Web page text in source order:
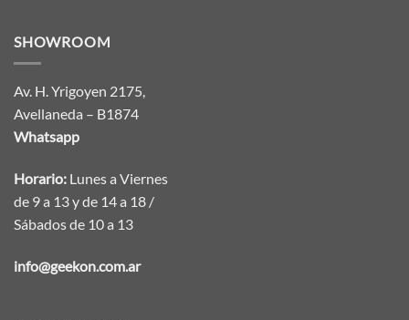
SHOWROOM
Av. H. Yrigoyen 2175,
Avellaneda – B1874
Whatsapp
Horario: Lunes a Viernes
de 9 a 13 y de 14 a 18 /
Sábados de 10 a 13
info@geekon.com.ar